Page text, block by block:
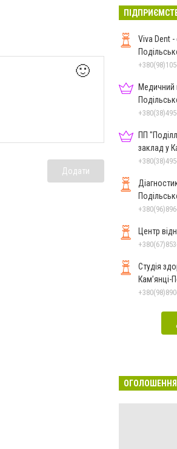
🙂
Додати
Viva Dent -
Медичний
ПП
заклад у
Центр
Студія
Кам’янці-
ОГОЛОШЕННЯ